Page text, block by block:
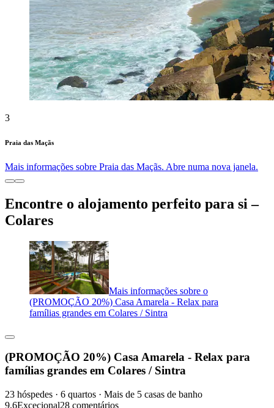
3
Praia das Maçãs
Mais informações sobre Praia das Maçãs. Abre numa nova janela.
Encontre o alojamento perfeito para si –
Colares
Mais informações sobre o
(PROMOÇÃO 20%) Casa Amarela - Relax para
famílias grandes em Colares / Sintra
(PROMOÇÃO 20%) Casa Amarela - Relax para
famílias grandes em Colares / Sintra
23 hóspedes · 6 quartos · Mais de 5 casas de banho
9,6Excecional28 comentários